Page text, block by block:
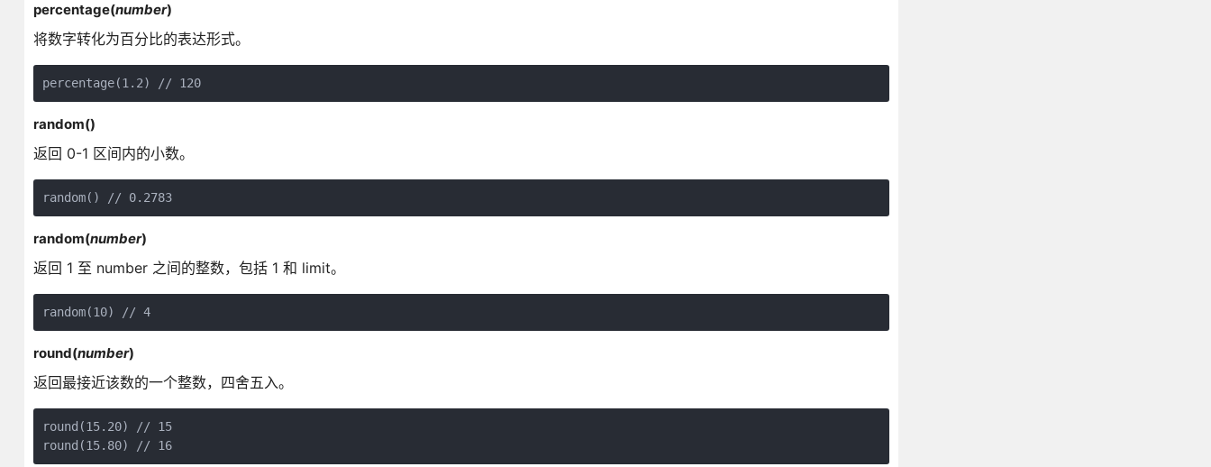
percentage(number)
将数字转化为百分比的表达形式。
percentage(1.2) // 120
random()
返回 0-1 区间内的小数。
random() // 0.2783
random(number)
返回 1 至 number 之间的整数，包括 1 和 limit。
random(10) // 4
round(number)
返回最接近该数的一个整数，四舍五入。
round(15.20) // 15
round(15.80) // 16